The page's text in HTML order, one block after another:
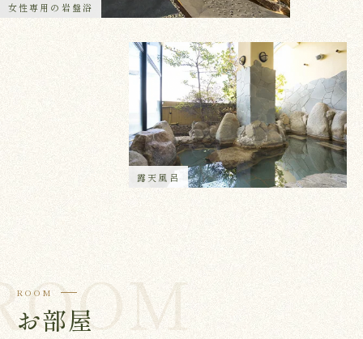
女性専用の岩盤浴
露天風呂
ROOM
お部屋